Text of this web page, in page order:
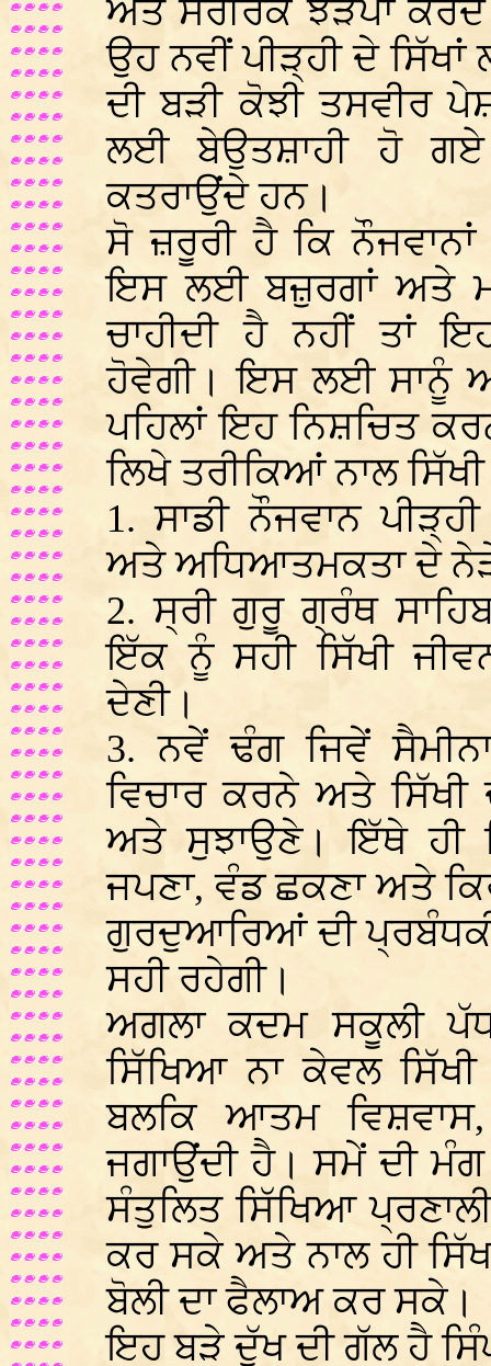
ਅਤੇ ਸਰੀਰਕ ਝੜਪਾਂ ਕਰਦੇ
ਉਹ ਨਵੀਂ ਪੀੜ੍ਹੀ ਦੇ
ਦੀ ਬੜੀ ਕੋਝੀ ਤਸਵੀਰ
ਲਈ ਬੇਉਤਸ਼ਾਹੀ ਹੋ
ਕਤਰਾਉਂਦੇ ਹਨ।
ਸੋ ਜ਼ਰੂਰੀ ਹੈ ਕਿ
ਇਸ ਲਈ ਬਜ਼ੁਰਗਾਂ ਅਤੇ
ਚਾਹੀਦੀ ਹੈ ਨਹੀਂ ਤਾਂ
ਹੋਵੇਗੀ। ਇਸ ਲਈ ਸਾਨੂੰ
ਪਹਿਲਾਂ ਇਹ ਨਿਸ਼ਚਿਤ
ਲਿਖੇ ਤਰੀਕਿਆਂ ਨਾਲ
1. ਸਾਡੀ ਨੌਜਵਾਨ
ਅਤੇ ਅਧਿਆਤਮਕਤਾ ਦੇ
2. ਸ੍ਰੀ ਗੁਰੂ ਗ੍ਰੰਥ
ਇੱਕ ਨੂੰ ਸਹੀ ਸਿੱਖੀ
ਦੇਣੀ।
3. ਨਵੇਂ ਢੰਗ ਜਿਵੇਂ
ਵਿਚਾਰ ਕਰਨੇ ਅਤੇ
ਅਤੇ ਸੁਝਾਉਣੇ। ਇੱਥੇ ਹੀ
ਜਪਣਾ, ਵੰਡ ਛਕਣਾ ਅਤੇ
ਗੁਰਦੁਆਰਿਆਂ ਦੀ
ਸਹੀ ਰਹੇਗੀ।
ਅਗਲਾ ਕਦਮ ਸਕੂਲੀ
ਸਿੱਖਿਆ ਨਾ ਕੇਵਲ
ਬਲਕਿ ਆਤਮ
ਜਗਾਉਂਦੀ ਹੈ। ਸਮੇਂ ਦੀ
ਸੰਤੁਲਿਤ ਸਿੱਖਿਆ
ਕਰ ਸਕੇ ਅਤੇ ਨਾਲ ਹੀ
ਬੋਲੀ ਦਾ ਫੈਲਾਅ ਕਰ ਸਕੇ।
ਇਹ ਬੜੇ ਦੁੱਖ ਦੀ ਗੱਲ ਹੈ